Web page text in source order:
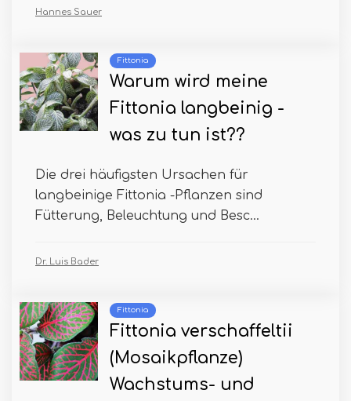
Hannes Sauer
Fittonia
Warum wird meine
Fittonia langbeinig -
was zu tun ist??
Die drei häufigsten Ursachen für
langbeinige Fittonia -Pflanzen sind
Fütterung, Beleuchtung und Besc...
Dr. Luis Bader
Fittonia
Fittonia verschaffeltii
(Mosaikpflanze)
Wachstums- und